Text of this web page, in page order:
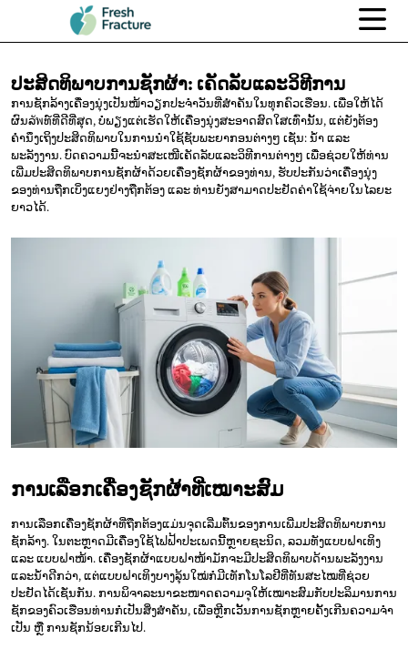
ປະສິດທິພາບການຊັກຜ້າ: ເຄັດລັບແລະວິທີການ
ການຊັກລ້າງເຄື່ອງນຸ່ງເປັນໜ້າວຽກປະຈໍາວັນທີ່ສໍາຄັນໃນທຸກຄົວເຮືອນ. ເພື່ອໃຫ້ໄດ້
ຜົນລัพທ໌ທີ່ດີທີ່ສຸດ, ບໍ່ພຽງແຕ່ເຮັດໃຫ້ເຄື່ອງນຸ່ງສະອາດສົດໃສເທົ່ານັ້ນ, ແຕ່ຍັງຕ້ອງ
ຄໍານຶງເຖິງປະສິດທິພາບໃນການນໍາໃຊ້ຊັບພະຍາກອນຕ່າງໆ ເຊັ່ນ: ນໍ້າ ແລະ
ພະລັງງານ. ບົດຄວາມນີ້ຈະນໍາສະເໜີເຄັດລັບແລະວິທີການຕ່າງໆ ເພື່ອຊ່ວຍໃຫ້ທ່ານ
ເພີ່ມປະສິດທິພາບການຊັກຜ້າດ້ວຍເຄື່ອງຊັກຜ້າຂອງທ່ານ, ຮັບປະກັນວ່າເຄື່ອງນຸ່ງ
ຂອງທ່ານຖືກເບິ່ງແຍງຢ່າງຖືກຕ້ອງ ແລະ ທ່ານຍັງສາມາດປະຢັດຄ່າໃຊ້ຈ່າຍໃນໄລຍະ
ຍາວໄດ້.
ການເລືອກເຄື່ອງຊັກຜ້າທີ່ເໝາະສົມ
ການເລືອກເຄື່ອງຊັກຜ້າທີ່ຖືກຕ້ອງແມ່ນຈຸດເລີ່ມຕົ້ນຂອງການເພີ່ມປະສິດທິພາບການ
ຊັກລ້າງ. ໃນຕະຫຼາດມີເຄື່ອງໃຊ້ໄຟຟ້າປະເພດນີ້ຫຼາຍຊະນິດ, ລວມທັງແບບຝາເທິງ
ແລະ ແບບຝາໜ້າ. ເຄື່ອງຊັກຜ້າແບບຝາໜ້າມັກຈະມີປະສິດທິພາບດ້ານພະລັງງານ
ແລະນໍ້າດີກວ່າ, ແຕ່ແບບຝາເທິງບາງລຸ້ນໃໝ່ກໍມີເທັກໂນໂລຢີທີ່ທັນສະໄໝທີ່ຊ່ວຍ
ປະຢັດໄດ້ເຊັ່ນກັນ. ການພິຈາລະນາຂະໜາດຄວາມຈຸໃຫ້ເໝາະສົມກັບປະລິມານການ
ຊັກຂອງຄົວເຮືອນທ່ານກໍເປັນສິ່ງສໍາຄັນ, ເພື່ອຫຼີກເວັ້ນການຊັກຫຼາຍຄັ້ງເກີນຄວາມຈໍາ
ເປັນ ຫຼື ການຊັກນ້ອຍເກີນໄປ.